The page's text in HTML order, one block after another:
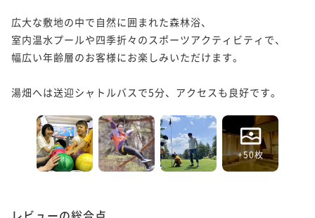
広大な敷地の中で自然に囲まれた森林浴、
室内温水プールや四季折々のスポーツアクティビティで、
幅広い年齢層のお客様にお楽しみいただけます。
湯畑へは送迎シャトルバスで5分、アクセスも良好です。
+50枚